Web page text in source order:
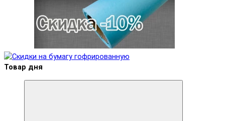
Товар дня